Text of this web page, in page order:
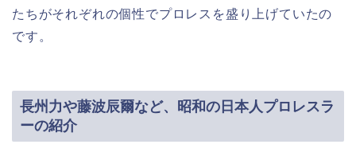
たちがそれぞれの個性でプロレスを盛り上げていたの
です。
長州力や藤波辰爾など、昭和の日本人プロレスラ
ーの紹介